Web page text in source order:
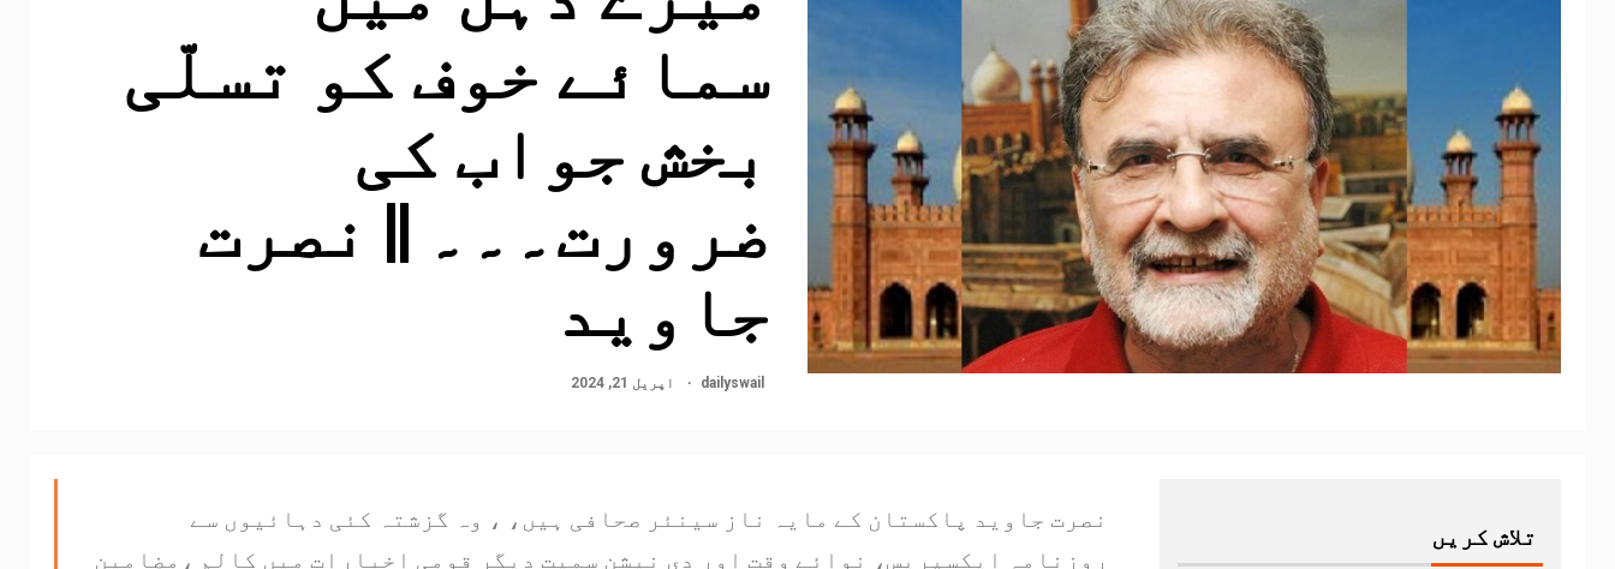
سمائے خوف کو تسلّی
بخش جواب کی
ضرورت۔۔۔ || نصرت
جاوید
dailyswail اپریل 21, 2024
نصرت جاوید پاکستان کے مایہ ناز سینئر صحافی ہیں، ، وہ گزشتہ کئی دہائیوں سے
روزنامہ ایکسپریس، نوائے وقت اور دی نیشن سمیت دیگر قومی اخبارات میں کالم ،مضامین
تلاش کریں